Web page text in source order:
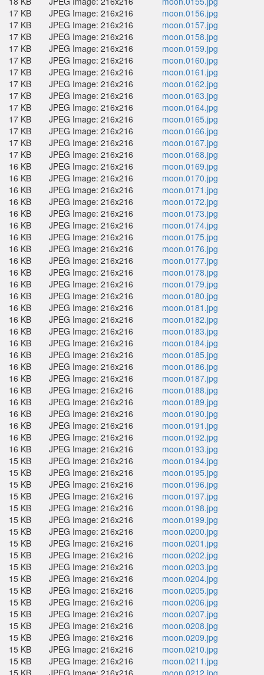
17 KB
JPEG Image: 216x216
moon.0156.jpg
17 KB
JPEG Image: 216x216
moon.0157.jpg
17 KB
JPEG Image: 216x216
moon.0158.jpg
17 KB
JPEG Image: 216x216
moon.0159.jpg
17 KB
JPEG Image: 216x216
moon.0160.jpg
17 KB
JPEG Image: 216x216
moon.0161.jpg
17 KB
JPEG Image: 216x216
moon.0162.jpg
17 KB
JPEG Image: 216x216
moon.0163.jpg
17 KB
JPEG Image: 216x216
moon.0164.jpg
17 KB
JPEG Image: 216x216
moon.0165.jpg
17 KB
JPEG Image: 216x216
moon.0166.jpg
17 KB
JPEG Image: 216x216
moon.0167.jpg
17 KB
JPEG Image: 216x216
moon.0168.jpg
16 KB
JPEG Image: 216x216
moon.0169.jpg
16 KB
JPEG Image: 216x216
moon.0170.jpg
16 KB
JPEG Image: 216x216
moon.0171.jpg
16 KB
JPEG Image: 216x216
moon.0172.jpg
16 KB
JPEG Image: 216x216
moon.0173.jpg
16 KB
JPEG Image: 216x216
moon.0174.jpg
16 KB
JPEG Image: 216x216
moon.0175.jpg
16 KB
JPEG Image: 216x216
moon.0176.jpg
16 KB
JPEG Image: 216x216
moon.0177.jpg
16 KB
JPEG Image: 216x216
moon.0178.jpg
16 KB
JPEG Image: 216x216
moon.0179.jpg
16 KB
JPEG Image: 216x216
moon.0180.jpg
16 KB
JPEG Image: 216x216
moon.0181.jpg
16 KB
JPEG Image: 216x216
moon.0182.jpg
16 KB
JPEG Image: 216x216
moon.0183.jpg
16 KB
JPEG Image: 216x216
moon.0184.jpg
16 KB
JPEG Image: 216x216
moon.0185.jpg
16 KB
JPEG Image: 216x216
moon.0186.jpg
16 KB
JPEG Image: 216x216
moon.0187.jpg
16 KB
JPEG Image: 216x216
moon.0188.jpg
16 KB
JPEG Image: 216x216
moon.0189.jpg
16 KB
JPEG Image: 216x216
moon.0190.jpg
16 KB
JPEG Image: 216x216
moon.0191.jpg
16 KB
JPEG Image: 216x216
moon.0192.jpg
16 KB
JPEG Image: 216x216
moon.0193.jpg
15 KB
JPEG Image: 216x216
moon.0194.jpg
15 KB
JPEG Image: 216x216
moon.0195.jpg
15 KB
JPEG Image: 216x216
moon.0196.jpg
15 KB
JPEG Image: 216x216
moon.0197.jpg
15 KB
JPEG Image: 216x216
moon.0198.jpg
15 KB
JPEG Image: 216x216
moon.0199.jpg
15 KB
JPEG Image: 216x216
moon.0200.jpg
15 KB
JPEG Image: 216x216
moon.0201.jpg
15 KB
JPEG Image: 216x216
moon.0202.jpg
15 KB
JPEG Image: 216x216
moon.0203.jpg
15 KB
JPEG Image: 216x216
moon.0204.jpg
15 KB
JPEG Image: 216x216
moon.0205.jpg
15 KB
JPEG Image: 216x216
moon.0206.jpg
15 KB
JPEG Image: 216x216
moon.0207.jpg
15 KB
JPEG Image: 216x216
moon.0208.jpg
15 KB
JPEG Image: 216x216
moon.0209.jpg
15 KB
JPEG Image: 216x216
moon.0210.jpg
15 KB
JPEG Image: 216x216
moon.0211.jpg
15 KB
JPEG Image: 216x216
moon.0212.jpg